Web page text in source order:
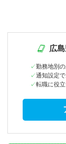
広
勤務地別
通知設定
転職に役